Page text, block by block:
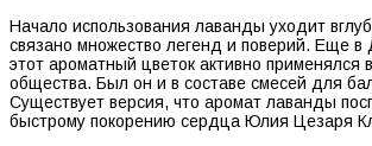
Начало использования лаванды уходит
связано множество легенд и поверий. Еще в
этот ароматный цветок активно применялся
общества. Был он и в составе смесей для
Существует версия, что аромат лаванды
быстрому покорению сердца Юлия Цезаря